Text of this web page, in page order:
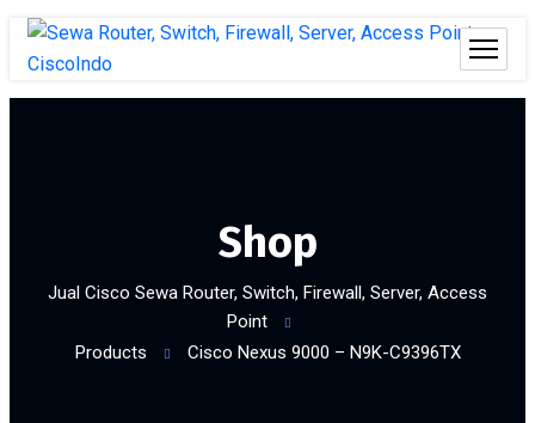
Shop
Jual Cisco Sewa Router, Switch, Firewall, Server, Access
Point
Products
Cisco Nexus 9000 – N9K-C9396TX